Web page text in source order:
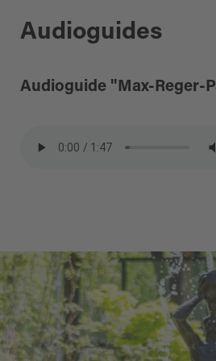
Audioguides
Audioguide "Max-Reger-